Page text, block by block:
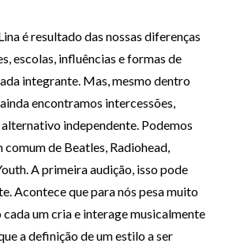
é resultado das nossas diferenças
escolas, influências e formas de
integrante. Mas, mesmo dentro
encontramos intercessões,
independente. Podemos
de Beatles, Radiohead,
A primeira audição, isso pode
Acontece que para nós pesa muito
um cria e interage musicalmente
a definição de um estilo a ser